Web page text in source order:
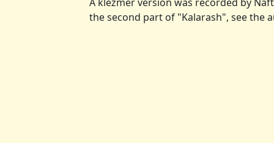
the second part of "Kalarash", see the